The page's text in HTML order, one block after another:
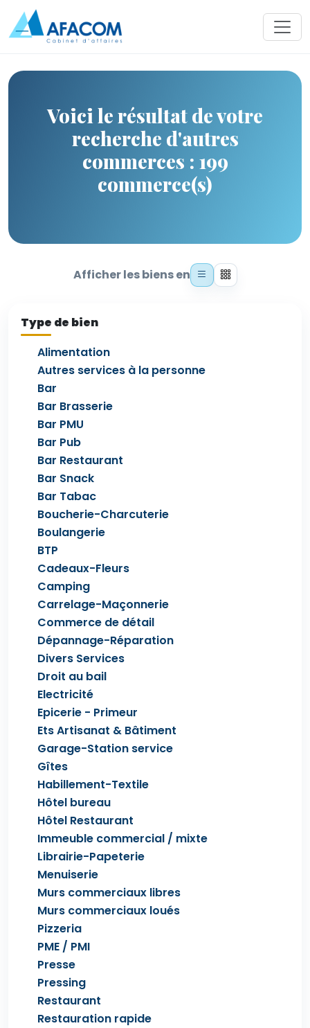
Voici le résultat de votre
recherche d'autres
commerces : 199
commerce(s)
Afficher les biens en
Type de bien
Alimentation
Autres services à la personne
Bar
Bar Brasserie
Bar PMU
Bar Pub
Bar Restaurant
Bar Snack
Bar Tabac
Boucherie-Charcuterie
Boulangerie
BTP
Cadeaux-Fleurs
Camping
Carrelage-Maçonnerie
Commerce de détail
Dépannage-Réparation
Divers Services
Droit au bail
Electricité
Epicerie - Primeur
Ets Artisanat & Bâtiment
Garage-Station service
Gîtes
Habillement-Textile
Hôtel bureau
Hôtel Restaurant
Immeuble commercial / mixte
Librairie-Papeterie
Menuiserie
Murs commerciaux libres
Murs commerciaux loués
Pizzeria
PME / PMI
Presse
Pressing
Restaurant
Restauration rapide